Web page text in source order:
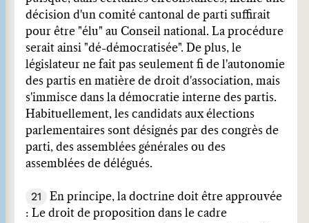
décision d'un comité cantonal de parti suffirait
pour être "élu" au Conseil national. La procédure
serait ainsi "dé-démocratisée". De plus, le
législateur ne fait pas seulement fi de l'autonomie
des partis en matière de droit d'association, mais
s'immisce dans la démocratie interne des partis.
Habituellement, les candidats aux élections
parlementaires sont désignés par des congrès de
parti, des assemblées générales ou des
assemblées de délégués.
21
En principe, la doctrine doit être approuvée
: Le droit de proposition dans le cadre